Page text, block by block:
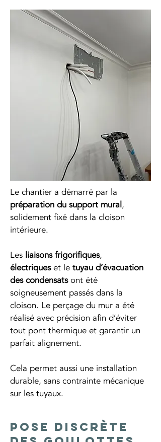
Le chantier a démarré par la
préparation du support mural,
solidement fixé dans la cloison
intérieure.
Les liaisons frigorifiques,
électriques et le tuyau d’évacuation
des condensats ont été
soigneusement passés dans la
cloison. Le perçage du mur a été
réalisé avec précision afin d’éviter
tout pont thermique et garantir un
parfait alignement.
Cela permet aussi une installation
durable, sans contrainte mécanique
sur les tuyaux.
Pose discrète